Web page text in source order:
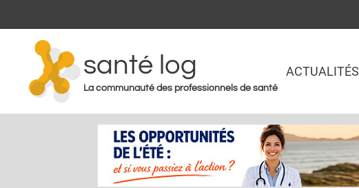
santé log
La communauté des professionnels de santé
ACTUALITÉS